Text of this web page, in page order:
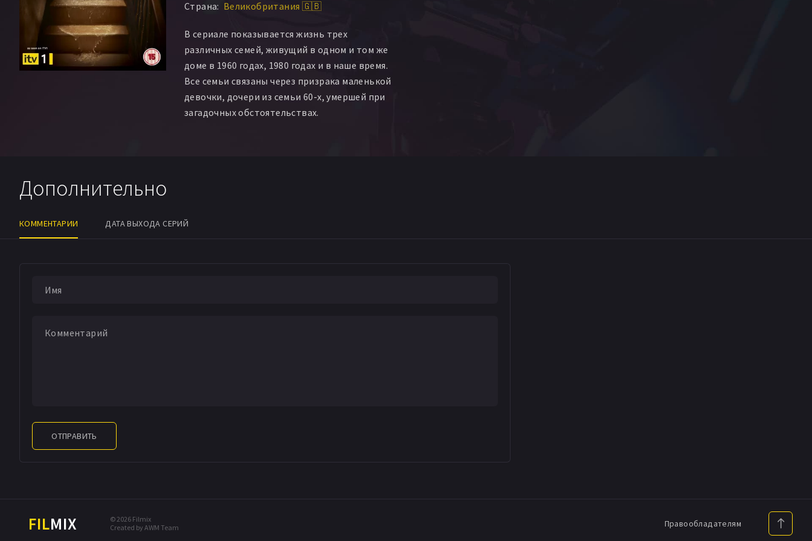
Кэти Уимпенни Jeremy Isaacs
Софи Ли Стоун Милли Арчер
Райан Прескотт Мораг Силлер
Нил Грэйнджер
Страна: Великобритания 🇬🇧
В сериале показывается жизнь трех
различных семей, живущий в одном и том же
доме в 1960 годах, 1980 годах и в наше время.
Все семьи связаны через призрака маленькой
девочки, дочери из семьи 60-х, умершей при
загадочных обстоятельствах.
Дополнительно
КОММЕНТАРИИ ДАТА ВЫХОДА СЕРИЙ
ОТПРАВИТЬ
FILMIX
© 2026 Filmix
Created by AWM Team
Правообладателям